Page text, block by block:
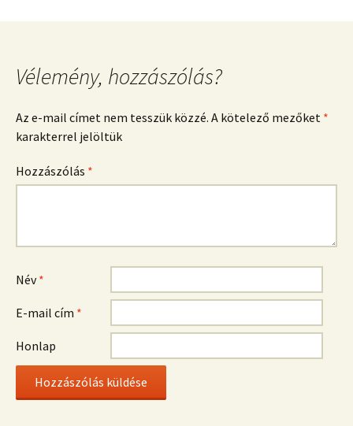
Vélemény, hozzászólás?
Az e-mail címet nem tesszük közzé. A kötelező mezőket *
karakterrel jelöltük
Hozzászólás *
Név*
E-mail cím *
Honlap